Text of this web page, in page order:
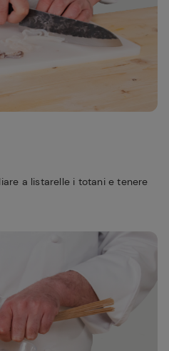
a listarelle i totani e tenere